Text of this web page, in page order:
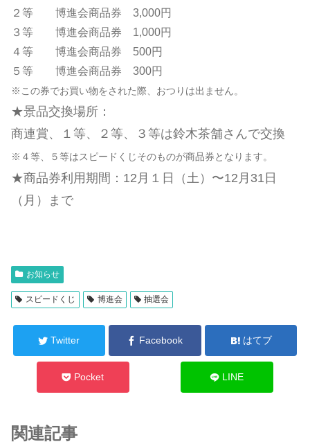
２等 博進会商品券 3,000円
３等 博進会商品券 1,000円
４等 博進会商品券 500円
５等 博進会商品券 300円
※この券でお買い物をされた際、おつりは出ません。
★景品交換場所：
商連賞、１等、２等、３等は鈴木茶舗さんで交換
※４等、５等はスピードくじそのものが商品券となります。
★商品券利用期間：12月１日（土）〜12月31日
（月）まで
お知らせ
スピードくじ 博進会 抽選会
Twitter Facebook はてブ
Pocket LINE
関連記事